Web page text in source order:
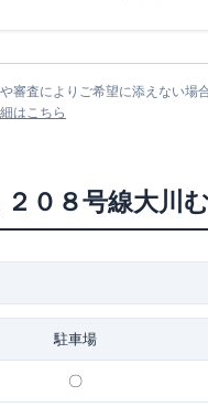
審査によりご希望に添えない場
はこちら
２０８号線大川
駐車場
〇